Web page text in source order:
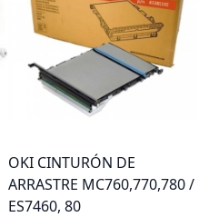
OKI CINTURÓN DE
ARRASTRE MC760,770,780 /
ES7460, 80